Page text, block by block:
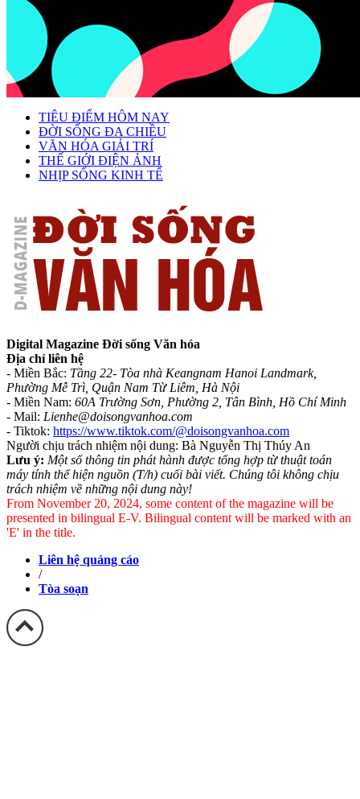
TIÊU ĐIỂM HÔM NAY
ĐỜI SỐNG ĐA CHIỀU
VĂN HÓA GIẢI TRÍ
THẾ GIỚI ĐIỆN ẢNH
NHỊP SỐNG KINH TẾ
Digital Magazine Đời sống Văn hóa
Địa chỉ liên hệ
- Miền Bắc: Tầng 22- Tòa nhà Keangnam Hanoi Landmark,
Phường Mễ Trì, Quận Nam Từ Liêm, Hà Nội
- Miền Nam: 60A Trường Sơn, Phường 2, Tân Bình, Hồ Chí Minh
- Mail: Lienhe@doisongvanhoa.com
- Tiktok: https://www.tiktok.com/@doisongvanhoa.com
Người chịu trách nhiệm nội dung: Bà Nguyễn Thị Thúy An
Lưu ý: Một số thông tin phát hành được tổng hợp từ thuật toán
máy tính thể hiện nguồn (T/h) cuối bài viết. Chúng tôi không chịu
trách nhiệm về những nội dung này!
From November 20, 2024, some content of the magazine will be
presented in bilingual E-V. Bilingual content will be marked with an
'E' in the title.
Liên hệ quảng cáo
/
Tòa soạn